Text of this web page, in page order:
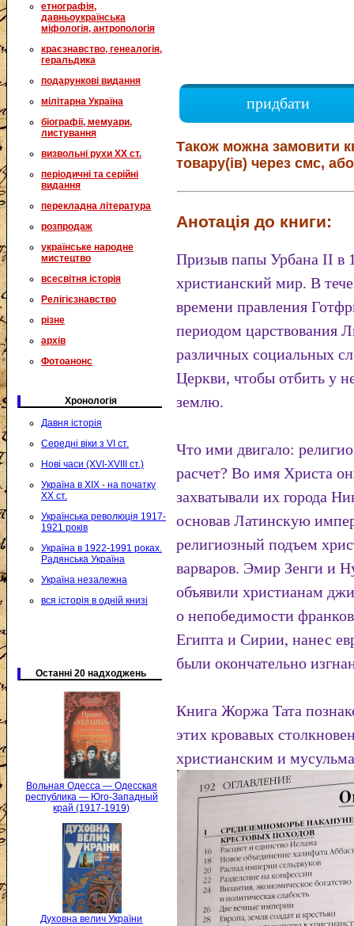
етнографія,
давньоукраїнська
міфологія, антропологія
краєзнавство, генеалогія,
геральдика
подарункові видання
мілітарна Україна
біографії, мемуари,
листування
визвольні рухи XX ст.
періодичні та серійні
видання
перекладна література
розпродаж
українське народне
мистецтво
всесвітня історія
Релігієзнавство
різне
архів
Фотоанонс
Хронологія
Давня історія
Середні віки з VI ст.
Нові часи (XVI-XVIII ст.)
Україна в XIX - на початку
XX ст.
Українська революція 1917-
1921 років
Україна в 1922-1991 роках.
Радянська Україна
Україна незалежна
вся історія в одній книзі
Останні 20 надходжень
Вольная Одесса — Одесская
республика — Юго-Западный
край (1917-1919)
Духовна велич України
придбати
Також можна замовити
товару(ів) через смс,
Анотація до книги:
Призыв папы Урбана II в
христианский мир. В
времени правления
периодом царствования
различных социальных
Церкви, чтобы отбить у
землю.
Что ими двигало:
расчет? Во имя Христа
захватывали их города
основав Латинскую
религиозный подъем
варваров. Эмир Зенги и
объявили христианам
о непобедимости
Египта и Сирии, нанес
были окончательно
Книга Жоржа Тата
этих кровавых
христианским и